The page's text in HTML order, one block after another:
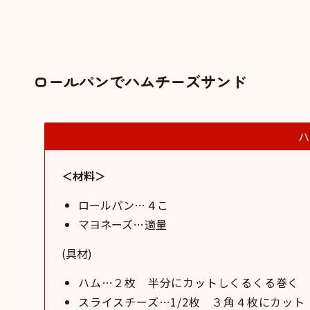
ロールパンでハムチーズサンド
＜材料＞
ロールパン… ４こ
マヨネーズ…適量
(具材)
ハム…２枚 半分にカットしくるくる巻く
スライスチーズ…1/2枚 ３角４枚にカット